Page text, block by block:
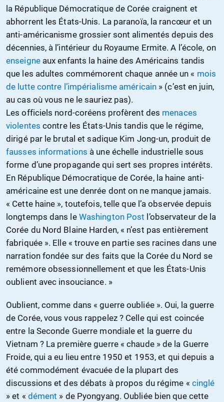
la République Démocratique de Corée craignent et
abhorrent les États-Unis. La paranoïa, la rancœur et un
anti-américanisme grossier sont alimentés depuis des
décennies, à l’intérieur du Royaume Ermite. A l’école, on
enseigneaux enfants la haine des Américains tandis
que les adultes commémorent chaque année un « mois
de lutte contre l’impérialisme américain » (c’est en juin,
au cas où vous ne le sauriez pas).
Les officiels nord-coréens profèrent des menaces
violentes contre les États-Unis tandis que le régime,
dirigé par le brutal et sadique Kim Jong-un, produit de
fausses informations à une échelle industrielle sous
forme d’une propagande qui sert ses propres intérêts.
En République Démocratique de Corée, la haine anti-
américaine est une denrée dont on ne manque jamais.
« Cette haine », toutefois, telle que l’a observée depuis
longtemps dans le Washington Post l’observateur de la
Corée du Nord Blaine Harden, « n’est pas entièrement
fabriquée ». Elle « trouve en partie ses racines dans une
narration fondée sur des faits que la Corée du Nord se
remémore obsessionnellement et que les États-Unis
oublient avec insouciance. »
Oublient, comme dans « guerre oubliée ». Oui, la guerre
de Corée, vous vous rappelez ? Celle qui est coincée
entre la Seconde Guerre mondiale et la guerre du
Vietnam ? La première guerre « chaude » de la Guerre
Froide, qui a eu lieu entre 1950 et 1953, et qui depuis a
été commodément évacuée de la plupart des
discussions et des débats à propos du régime « cinglé
» et « dément » de Pyongyang. Oubliée bien que cette